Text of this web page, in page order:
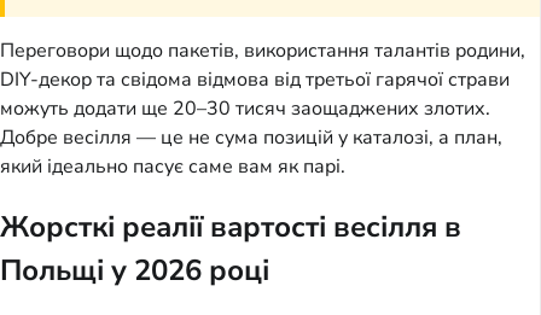
Переговори щодо пакетів, використання талантів родини,
DIY-декор та свідома відмова від третьої гарячої страви
можуть додати ще 20–30 тисяч заощаджених злотих.
Добре весілля — це не сума позицій у каталозі, а план,
який ідеально пасує саме вам як парі.
Жорсткі реалії вартості весілля в
Польщі у 2026 році